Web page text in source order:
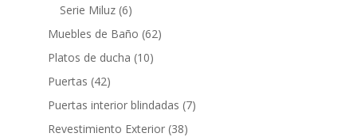
productos
Serie Miluz 66
productos
Muebles de Baño 6262
Platos de ducha 1010
Puertas 4242
productos
Puertas interior blindadas 77
Revestimiento Exterior 3838